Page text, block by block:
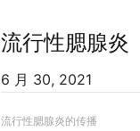
流行性腮腺炎
6 月 30, 2021
流行性腮腺炎的传播